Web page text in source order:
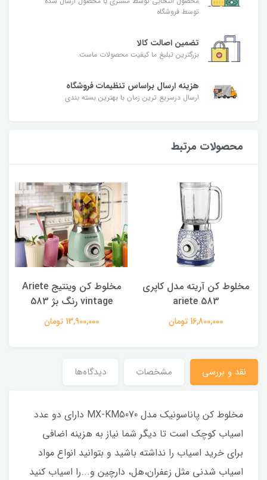
توسط فروشگاه
تضمین اصالت کالا
بزرگترین تبلیغ ما کیفیت محصولات ماست.
هزینه ارسال براساس تنظیمات فروشگاه
ارسال درسریع ترین زمان با بهترین بسته بندی
محصولات مرتبط
مخلوط کن آریته مدل کاپری
583 ariete
16,800,000 تومان
مخلوط کن وینتیج Ariete
vintage رنگ بژ 583
13,900,000 تومان
نقد و بررسی مشخصات دیدگاه‌ها
مخلوط کن پاناسونیک مدل MX-KM5070 دارای دو عدد
اسیاب کوچک است تا دیگر شما نیاز به هزینه اضافی
برای خرید اسیاب را نداشته باشید و بتوانید انواع مواد
اسیاب شدنی مثل زعفران،هل، دارچین و...را اسیاب کنید